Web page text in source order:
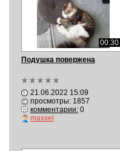
00:30
Подушка повержена
21.06.2022 15:09
просмотры: 1857
комментарии:0
maxxel